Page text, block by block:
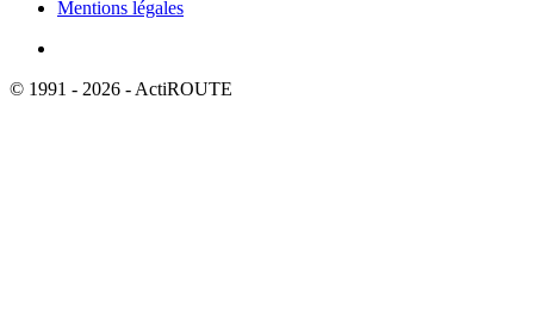
Mentions légales
© 1991 - 2026 - ActiROUTE